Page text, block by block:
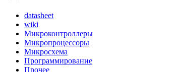
datasheet
wiki
Микроконтроллеры
Микропроцессоры
Микросхема
Программирование
Прочее